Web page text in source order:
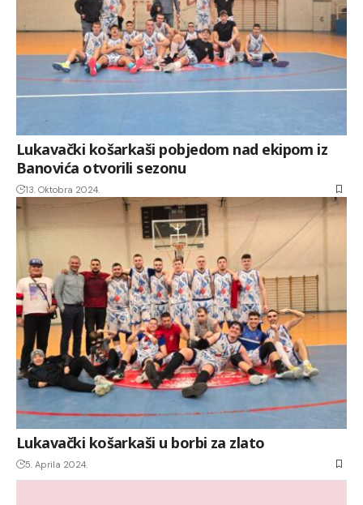
Lukavački košarkaši pobjedom nad ekipom iz
Banovića otvorili sezonu
13. Oktobra 2024.
Lukavački košarkaši u borbi za zlato
5. Aprila 2024.